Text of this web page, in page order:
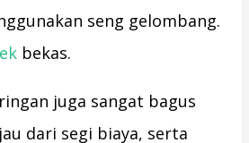
seng gelombang.
bekas.
juga sangat bagus
dari segi biaya, serta